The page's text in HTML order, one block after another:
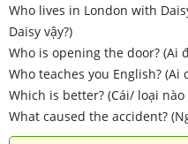
Who lives in London with
Daisy vậy?)
Who is opening the door? (Ai
Who teaches you English? (Ai
Which is better? (Cái/ loại
What caused the accident?